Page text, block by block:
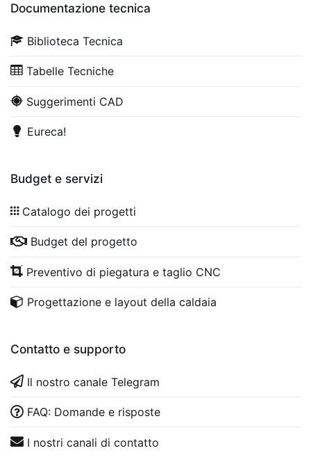
Documentazione tecnica
Biblioteca Tecnica
Tabelle Tecniche
Suggerimenti CAD
Eureca!
Budget e servizi
Catalogo dei progetti
Budget del progetto
Preventivo di piegatura e taglio CNC
Progettazione e layout della caldaia
Contatto e supporto
Il nostro canale Telegram
FAQ: Domande e risposte
I nostri canali di contatto